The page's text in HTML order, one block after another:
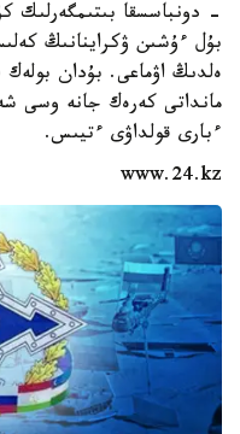
- دونباسسقا بىتىمگەرلىك
بۇل ءۇشىن ۋكراينانىڭ
ەلدىڭ اۋماعى. بۇدان
مانداتى كەرەك جانە وسى
ءبارى قولداۋى ءتيىس.
www.24.kz